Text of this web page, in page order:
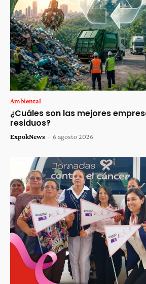
Ambiental
¿Cuáles son las mejores
residuos?
ExpokNews - 6 agosto 2026